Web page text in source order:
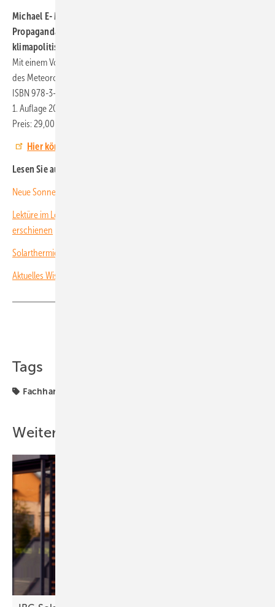
Michael E- Mann:
Propagandaschlacht ums Klima - Wie wir die Anstifter
klimapolitischer Untätigkeit besiegen
Mit einem Vorwort von Prof. Volker Quaschning und einem Nachwort
des Meteorologen Özden Terli,
ISBN 978-3-933634-48-1, Verlag Solare Zukunft
1. Auflage 2021, 440 Seiten
Preis: 29,00 Euro (D), 29,80 Euro (AT), 33,80 SFr (CH)
Hier können Sie direkt beim Herausgeber online bestellen.
Lesen Sie auch:
Neue Sonnensaison: Spannende Lektüre gegen den Lockdown
Lektüre im Lockdown: Erinnerungen von Adolf Goetzberger
erschienen
Solarthermie: Jahrbuch „Solare Wärme 2021“ erschienen
Aktuelles Wissen über Wasserstoff und Brennstoffzellen
Tags
Fachhandel
Weitere Inhalte